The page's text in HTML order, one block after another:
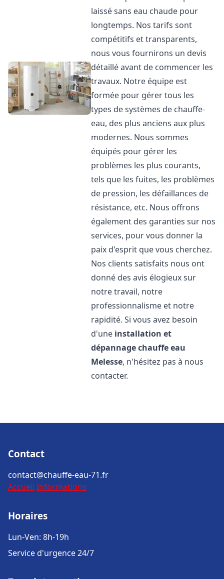
laissé sans eau chaude pour
longtemps. Nos tarifs sont
compétitifs et transparents,
nous vous fournirons un devis
détaillé avant de commencer les
travaux. Notre équipe est
formée pour gérer tous les
types de systèmes de chauffe-
eau, des plus anciens aux plus
modernes. Nous sommes
équipés pour gérer les
problèmes les plus courants,
tels que les fuites, les problèmes
de pression, les défaillances de
résistance, etc. Nous offrons
également des garanties sur nos
services, pour vous donner la
paix d'esprit que vous cherchez.
Nos clients satisfaits nous ont
donné des avis élogieux sur
notre travail, notre
professionnalisme et notre
rapidité. Si vous avez besoin
d'une installation et
dépannage chauffe eau
Melesse, n'hésitez pas à nous
contacter.
Contact
contact@chauffe-eau-71.fr
Accueil Informations
Horaires
Lun-Ven: 8h-19h
Service d'urgence 24/7